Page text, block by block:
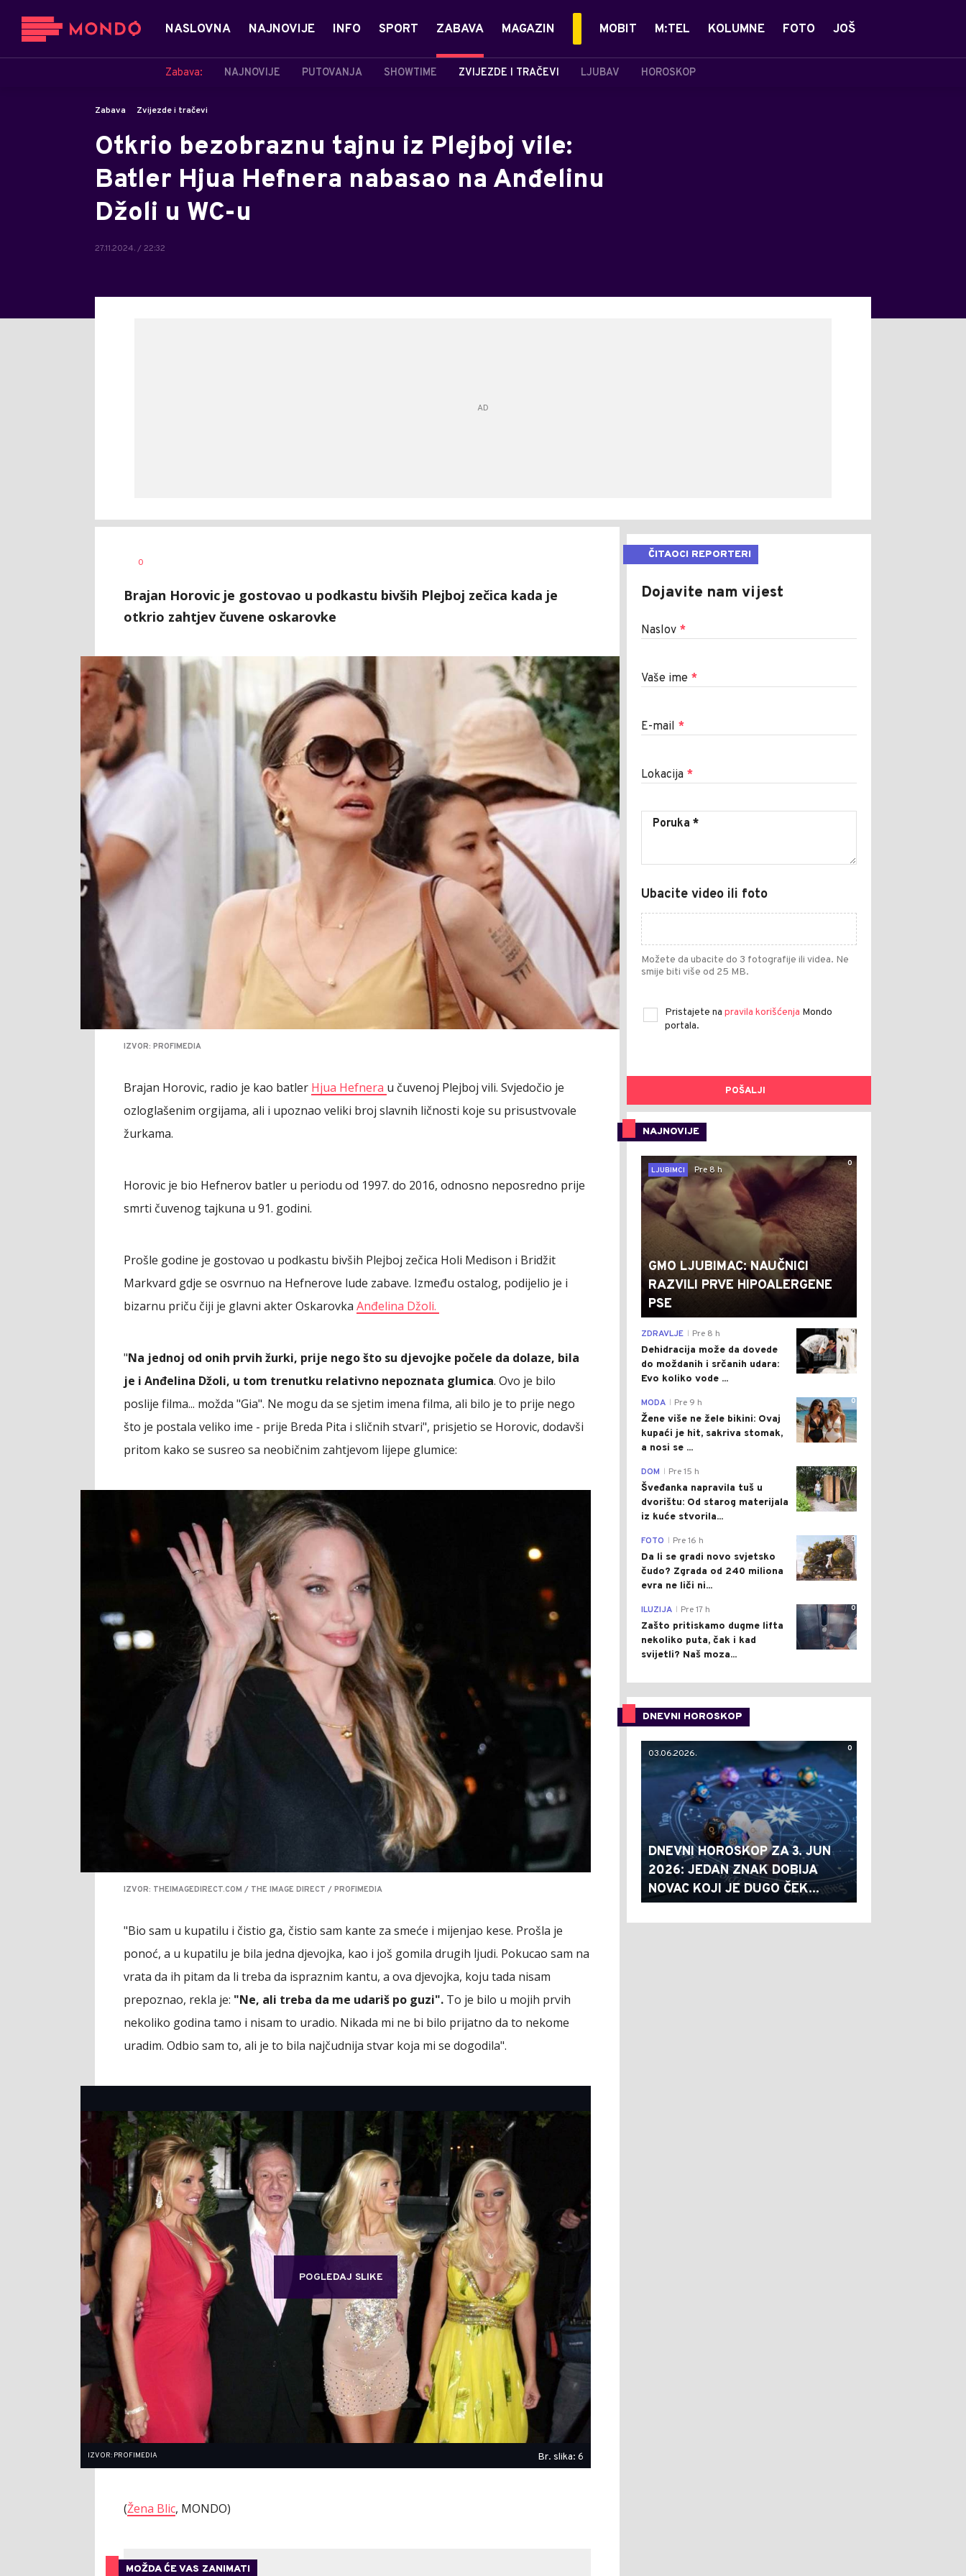
NASLOVNA NAJNOVIJE INFO SPORT ZABAVA
Zabava: NAJNOVIJE PUTOVANJA SHOWTIME ZVIJEZDE I TRAČEVI LJUBAV HOROSKOP
MAGAZIN MOBIT M:TEL KOLUMNE FOTO JOŠ
Zabava Zvijezde i tračevi
Otkrio bezobraznu tajnu iz Plejboj vile:
Batler Hjua Hefnera nabasao na Anđelinu
Džoli u WC-u
27.11.2024. / 22:32
0
Brajan Horovic je gostovao u podkastu bivših Plejboj zečica kada je
otkrio zahtjev čuvene oskarovke
IZVOR: PROFIMEDIA
Brajan Horovic, radio je kao batler Hjua Hefnera u čuvenoj Plejboj vili. Svjedočio je
ozloglašenim orgijama, ali i upoznao veliki broj slavnih ličnosti koje su prisustvovale
žurkama.
Horovic je bio Hefnerov batler u periodu od 1997. do 2016, odnosno neposredno prije
smrti čuvenog tajkuna u 91. godini.
Prošle godine je gostovao u podkastu bivših Plejboj zečica Holi Medison i Bridžit
Markvard gdje se osvrnuo na Hefnerove lude zabave. Između ostalog, podijelio je i
bizarnu priču čiji je glavni akter Oskarovka Anđelina Džoli.
"Na jednoj od onih prvih žurki, prije nego što su djevojke počele da dolaze, bila
je i Anđelina Džoli, u tom trenutku relativno nepoznata glumica. Ovo je bilo
poslije filma... možda "Gia". Ne mogu da se sjetim imena filma, ali bilo je to prije nego
što je postala veliko ime - prije Breda Pita i sličnih stvari", prisjetio se Horovic, dodavši
pritom kako se susreo sa neobičnim zahtjevom lijepe glumice:
IZVOR: THEIMAGEDIRECT.COM / THE IMAGE DIRECT / PROFIMEDIA
"Bio sam u kupatilu i čistio ga, čistio sam kante za smeće i mijenjao kese. Prošla je
ponoć, a u kupatilu je bila jedna djevojka, kao i još gomila drugih ljudi. Pokucao sam na
vrata da ih pitam da li treba da ispraznim kantu, a ova djevojka, koju tada nisam
prepoznao, rekla je: "Ne, ali treba da me udariš po guzi". To je bilo u mojih prvih
nekoliko godina tamo i nisam to uradio. Nikada mi ne bi bilo prijatno da to nekome
uradim. Odbio sam to, ali je to bila najčudnija stvar koja mi se dogodila".
POGLEDAJ SLIKE
IZVOR: PROFIMEDIA Br. slika: 6
(Žena Blic, MONDO)
MOŽDA ĆE VAS ZANIMATI
ČITAOCI REPORTERI
Dojavite nam vijest
Naslov *
Vaše ime *
E-mail *
Lokacija *
Ubacite video ili foto
Možete da ubacite do 3 fotografije ili videa. Ne
smije biti više od 25 MB.
Pristajete na pravila korišćenja Mondo
portala.
POŠALJI
NAJNOVIJE
0
LJUBIMCI
Pre 8 h
GMO LJUBIMAC: NAUČNICI
RAZVILI PRVE HIPOALERGENE
PSE
0
ZDRAVLJE Pre 8 h
Dehidracija može da dovede
do moždanih i srčanih udara:
Evo koliko vode ...
0
MODA Pre 9 h
Žene više ne žele bikini: Ovaj
kupaći je hit, sakriva stomak,
a nosi se ...
0
DOM Pre 15 h
Šveđanka napravila tuš u
dvorištu: Od starog materijala
iz kuće stvorila...
0
FOTO Pre 16 h
Da li se gradi novo svjetsko
čudo? Zgrada od 240 miliona
evra ne liči ni...
0
ILUZIJA Pre 17 h
Zašto pritiskamo dugme lifta
nekoliko puta, čak i kad
svijetli? Naš moza...
DNEVNI HOROSKOP
0
03.06.2026.
DNEVNI HOROSKOP ZA 3. JUN
2026: JEDAN ZNAK DOBIJA
NOVAC KOJI JE DUGO ČEK...